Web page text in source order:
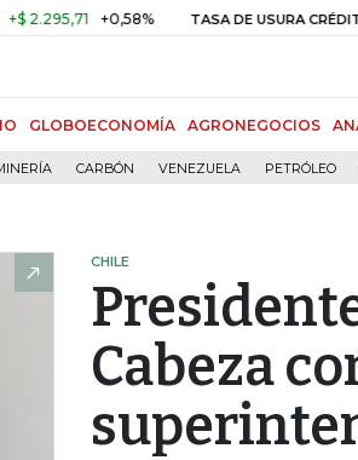
+0,58% TASA DE USURA CRÉDITO
GLOBOECONOMÍA AGRONEGOCIOS
CARBÓN VENEZUELA PETRÓLEO
CHILE
Cabeza